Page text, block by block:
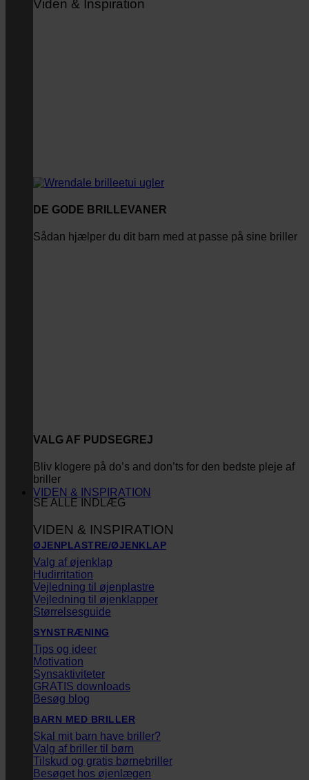
Viden & Inspiration
DE GODE BRILLEVANER
Sådan hjælper du dit barn med at passe på sine briller
VALG AF PUDSEGREJ
Bliv klogere på do’s and don’ts for den bedste pleje af
briller
SE ALLE INDLÆG
VIDEN & INSPIRATION
VIDEN & INSPIRATION
ØJENPLASTRE/ØJENKLAP
Valg af øjenklap
Hudirritation
Vejledning til øjenplastre
Vejledning til øjenklapper
Størrelsesguide
SYNSTRÆNING
Tips og ideer
Motivation
Synsaktiviteter
GRATIS downloads
Besøg blog
BARN MED BRILLER
Skal mit barn have briller?
Valg af briller til børn
Tilskud og gratis børnebriller
Besøget hos øjenlægen